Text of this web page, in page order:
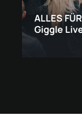
ALLES
Giggle